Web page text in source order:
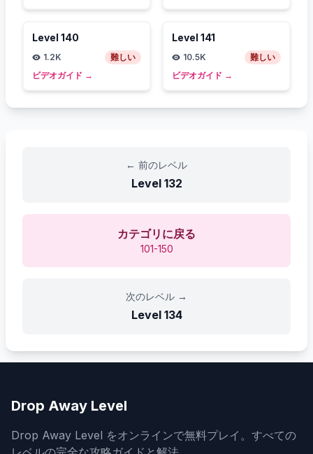
Level 140
1.2K
難しい
ビデオガイド →
Level 141
10.5K
難しい
ビデオガイド →
← 前のレベル
Level 132
カテゴリに戻る
101-150
次のレベル →
Level 134
Drop Away Level
Drop Away Level をオンラインで無料プレイ。すべての